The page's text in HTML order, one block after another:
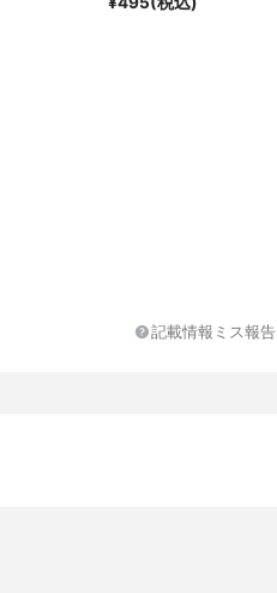
記載情報ミス報告